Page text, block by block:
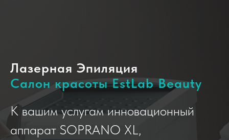
Лазерная Эпиляция
Салон красоты EstLab Beauty
К вашим услугам инновационный
аппарат SOPRANO XL,